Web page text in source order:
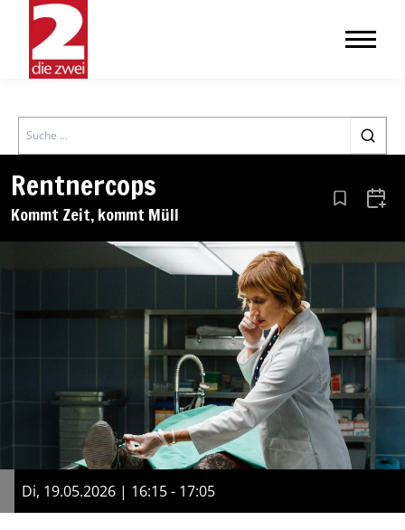
Search
Rentnercops
Kommt Zeit, kommt Müll Aus den
Di, 19.05.2026 | 16:15 - 17:05